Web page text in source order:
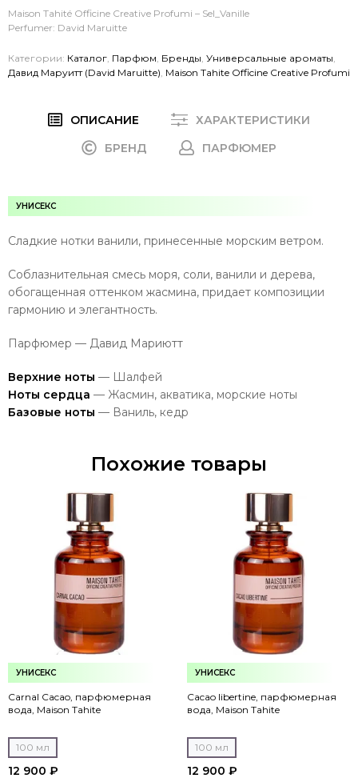
Maison Tahité Officine Creative Profumi – Sel_Vanille
Perfumer: David Maruitte
Категории: Каталог Парфюм Бренды Универсальные ароматы
Давид Маруитт (David Maruitte) Maison Tahite Officine Creative Profumi
ОПИСАНИЕ
ХАРАКТЕРИСТИКИ
БРЕНД
ПАРФЮМЕР
УНИСЕКС
Сладкие нотки ванили, принесенные морским ветром.
Соблазнительная смесь моря, соли, ванили и дерева,
обогащенная оттенком жасмина, придает композиции
гармонию и элегантность.
Парфюмер — Давид Мариютт
Верхние ноты — Шалфей
Ноты сердца — Жасмин, акватика, морские ноты
Базовые ноты — Ваниль, кедр
Похожие товары
УНИСЕКС
Carnal Cacao, парфюмерная
вода, Maison Tahite
100 мл
12 900 ₽
УНИСЕКС
Cacao libertine, парфюмерная
вода, Maison Tahite
100 мл
12 900 ₽